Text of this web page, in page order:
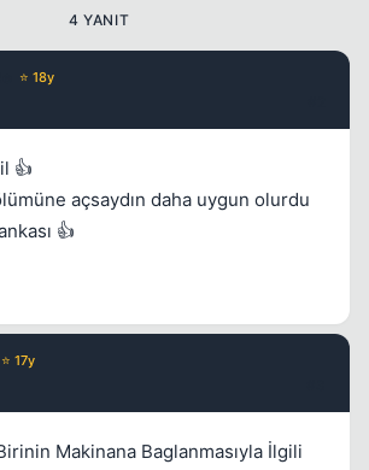
4 YANIT
⭐ 18y
👍
açsaydın daha uygun olurdu
👍
⭐ 17y
Makinana Baglanmasıyla İlgili